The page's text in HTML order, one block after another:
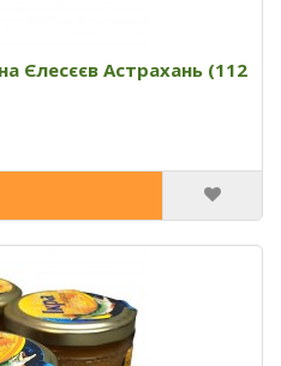
Єлесєєв Астрахань (112